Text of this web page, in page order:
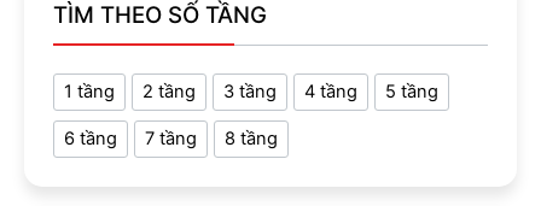
TÌM THEO SỐ TẦNG
1 tầng 2 tầng 3 tầng 4 tầng 5 tầng
6 tầng 7 tầng 8 tầng